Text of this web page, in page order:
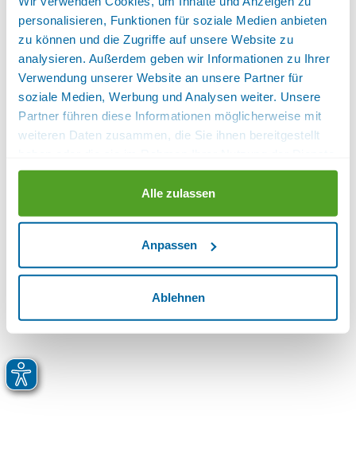
personalisieren, Funktionen für soziale Medien anbieten
zu können und die Zugriffe auf unsere Website zu
analysieren. Außerdem geben wir Informationen zu Ihrer
Verwendung unserer Website an unsere Partner für
soziale Medien, Werbung und Analysen weiter. Unsere
Partner führen diese Informationen möglicherweise mit
weiteren Daten zusammen, die Sie ihnen bereitgestellt
gesammelt haben.
Alle zulassen
Anpassen
Ablehnen